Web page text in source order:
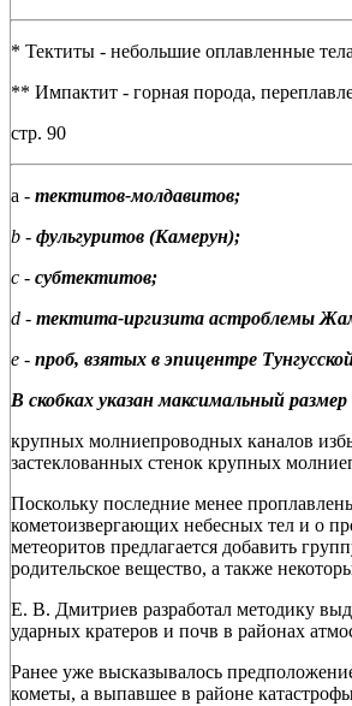
* Тектиты - небольшие оплавленные
** Импактит - горная порода,
стр. 90
а - тектитов-молдавитов;
b - фульгуритов (Камерун);
с - субтектитов;
d - тектита-иргизита астроблемы
e - проб, взятых в эпицентре
В скобках указан максимальный
крупных молниепроводных каналов
застеклованных стенок крупных
Поскольку последние менее
кометоизвергающих небесных тел и о
метеоритов предлагается добавить
родительское вещество, а также
Е. В. Дмитриев разработал методику
ударных кратеров и почв в районах
Ранее уже высказывалось
кометы, а выпавшее в районе